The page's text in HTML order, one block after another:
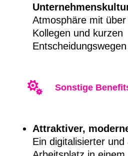
Atmosphäre mit
Kollegen und kurzen
Entscheidungswegen
 Sonstige
Attraktiver,
Ein digitalisierter